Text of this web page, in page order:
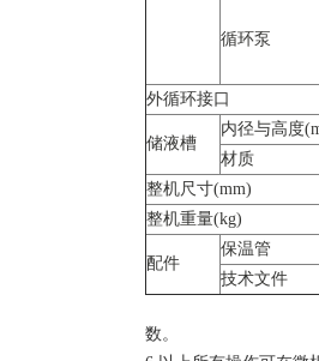
循环泵
外循环接口
储液槽
内径与高度
材质
整机尺寸(mm)
整机重量(kg)
配件
保温管
技术文件
数。